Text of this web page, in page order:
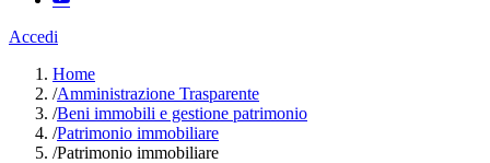
Accedi
Home
/Amministrazione Trasparente
/Beni immobili e gestione patrimonio
/Patrimonio immobiliare
/Patrimonio immobiliare